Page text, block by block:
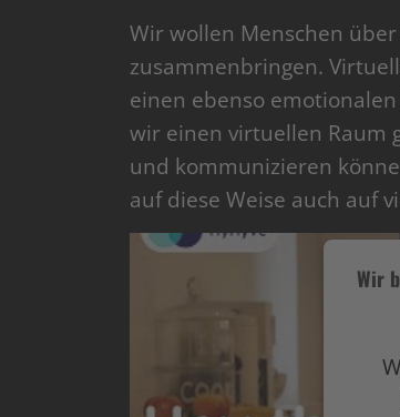
Wir wollen Menschen
zusammenbringen.
einen ebenso
wir einen virtuellen Raum
und kommunizieren
auf diese Weise auch auf
Wir